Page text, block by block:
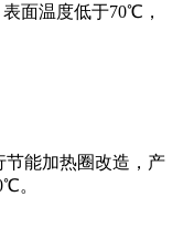
面温度低于70℃，
节能加热圈改造，产
。